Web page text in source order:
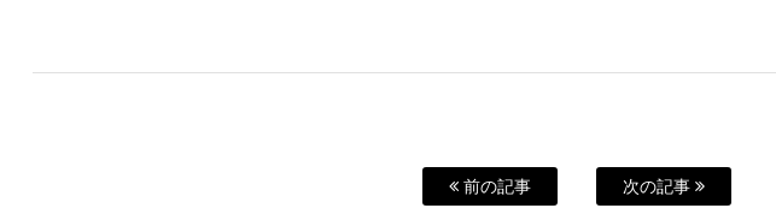
前の記事 次の記事